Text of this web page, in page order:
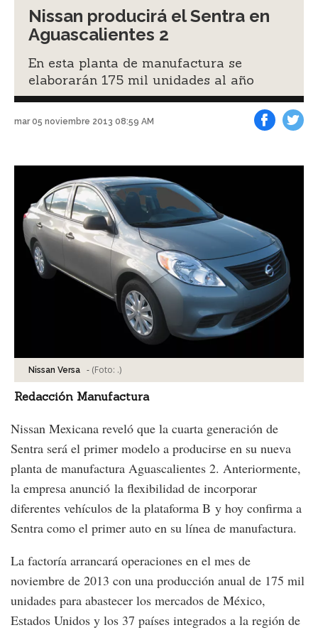
Nissan producirá el Sentra en
Aguascalientes 2
En esta planta de manufactura se
elaborarán 175 mil unidades al año
mar 05 noviembre 2013 08:59 AM
Nissan Versa - (Foto: .)
Redacción Manufactura
Nissan Mexicana reveló que la cuarta generación de
Sentra será el primer modelo a producirse en su nueva
planta de manufactura Aguascalientes 2. Anteriormente,
la empresa anunció la flexibilidad de incorporar
diferentes vehículos de la plataforma B y hoy confirma a
Sentra como el primer auto en su línea de manufactura.
La factoría arrancará operaciones en el mes de
noviembre de 2013 con una producción anual de 175 mil
unidades para abastecer los mercados de México,
Estados Unidos y los 37 países integrados a la región de